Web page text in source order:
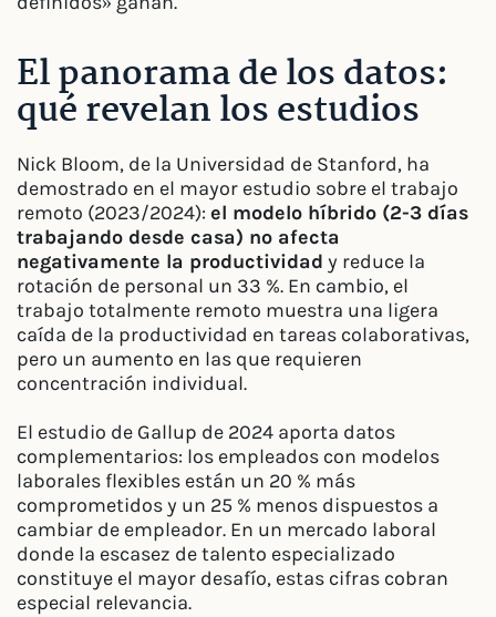
El panorama de los datos:
qué revelan los estudios
Nick Bloom, de la Universidad de Stanford, ha
demostrado en el mayor estudio sobre el trabajo
remoto (2023/2024): el modelo híbrido (2-3 días
trabajando desde casa) no afecta
negativamente la productividad y reduce la
rotación de personal un 33 %. En cambio, el
trabajo totalmente remoto muestra una ligera
caída de la productividad en tareas colaborativas,
pero un aumento en las que requieren
concentración individual.
El estudio de Gallup de 2024 aporta datos
complementarios: los empleados con modelos
laborales flexibles están un 20 % más
comprometidos y un 25 % menos dispuestos a
cambiar de empleador. En un mercado laboral
donde la escasez de talento especializado
constituye el mayor desafío, estas cifras cobran
especial relevancia.